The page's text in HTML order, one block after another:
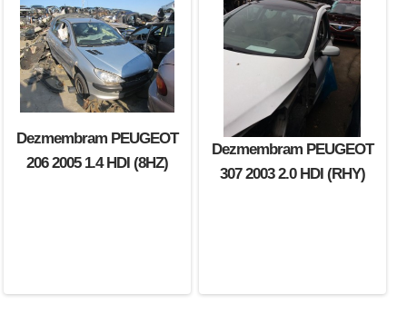
Dezmembram PEUGEOT
206 2005 1.4 HDI (8HZ)
Dezmembram PEUGEOT
307 2003 2.0 HDI (RHY)